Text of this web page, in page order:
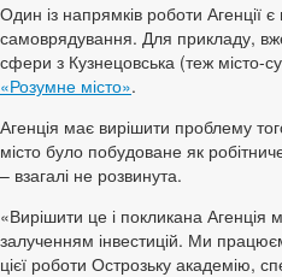
Один із напрямків роботи Агенції
самоврядування. Для прикладу,
сфери з Кузнецовська (теж місто-
«Розумне місто».
Агенція має вирішити проблему
місто було побудоване як
– взагалі не розвинута.
«Вирішити це і покликана Агенція
залученням інвестицій. Ми
цієї роботи Острозьку академію,